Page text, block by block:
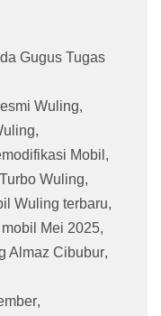
Gugus Tugas
Wuling,
,
Mobil ,
Wuling,
Wuling terbaru,
Mei 2025,
Almaz Cibubur,
,